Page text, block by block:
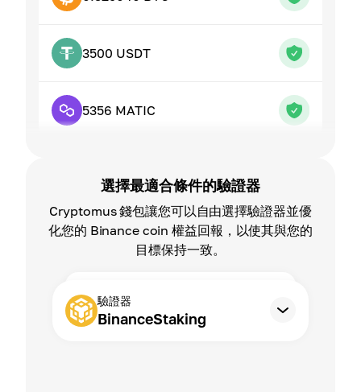
3500 USDT
5356 MATIC
驗證器
BinanceStaking
選擇最適合條件的驗證器
Cryptomus 錢包讓您可以自由選擇驗證器並優
化您的 Binance coin 權益回報，以使其與您的
目標保持一致。